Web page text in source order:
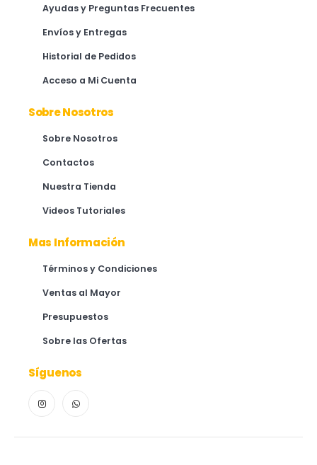
Ayudas y Preguntas Frecuentes
Envíos y Entregas
Historial de Pedidos
Acceso a Mi Cuenta
Sobre Nosotros
Sobre Nosotros
Contactos
Nuestra Tienda
Videos Tutoriales
Mas Información
Términos y Condiciones
Ventas al Mayor
Presupuestos
Sobre las Ofertas
Síguenos